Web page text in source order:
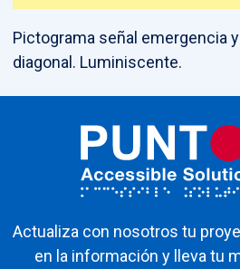
Pictograma señal emergencia
diagonal. Luminiscente.
Actualiza con nosotros tu
en la información y lleva tu